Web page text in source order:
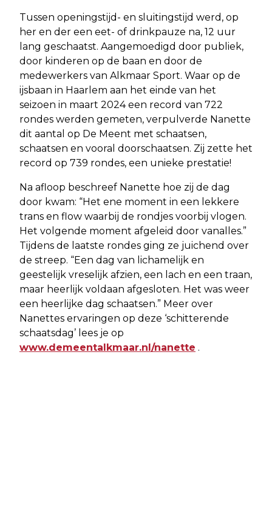
Tussen openingstijd- en sluitingstijd werd, op
her en der een eet- of drinkpauze na, 12 uur
lang geschaatst. Aangemoedigd door publiek,
door kinderen op de baan en door de
medewerkers van Alkmaar Sport. Waar op de
ijsbaan in Haarlem aan het einde van het
seizoen in maart 2024 een record van 722
rondes werden gemeten, verpulverde Nanette
dit aantal op De Meent met schaatsen,
schaatsen en vooral doorschaatsen. Zij zette het
record op 739 rondes, een unieke prestatie!
Na afloop beschreef Nanette hoe zij de dag
door kwam: “Het ene moment in een lekkere
trans en flow waarbij de rondjes voorbij vlogen.
Het volgende moment afgeleid door vanalles.”
Tijdens de laatste rondes ging ze juichend over
de streep. “Een dag van lichamelijk en
geestelijk vreselijk afzien, een lach en een traan,
maar heerlijk voldaan afgesloten. Het was weer
een heerlijke dag schaatsen.” Meer over
Nanettes ervaringen op deze ‘schitterende
schaatsdag’ lees je op
www.demeentalkmaar.nl/nanette .